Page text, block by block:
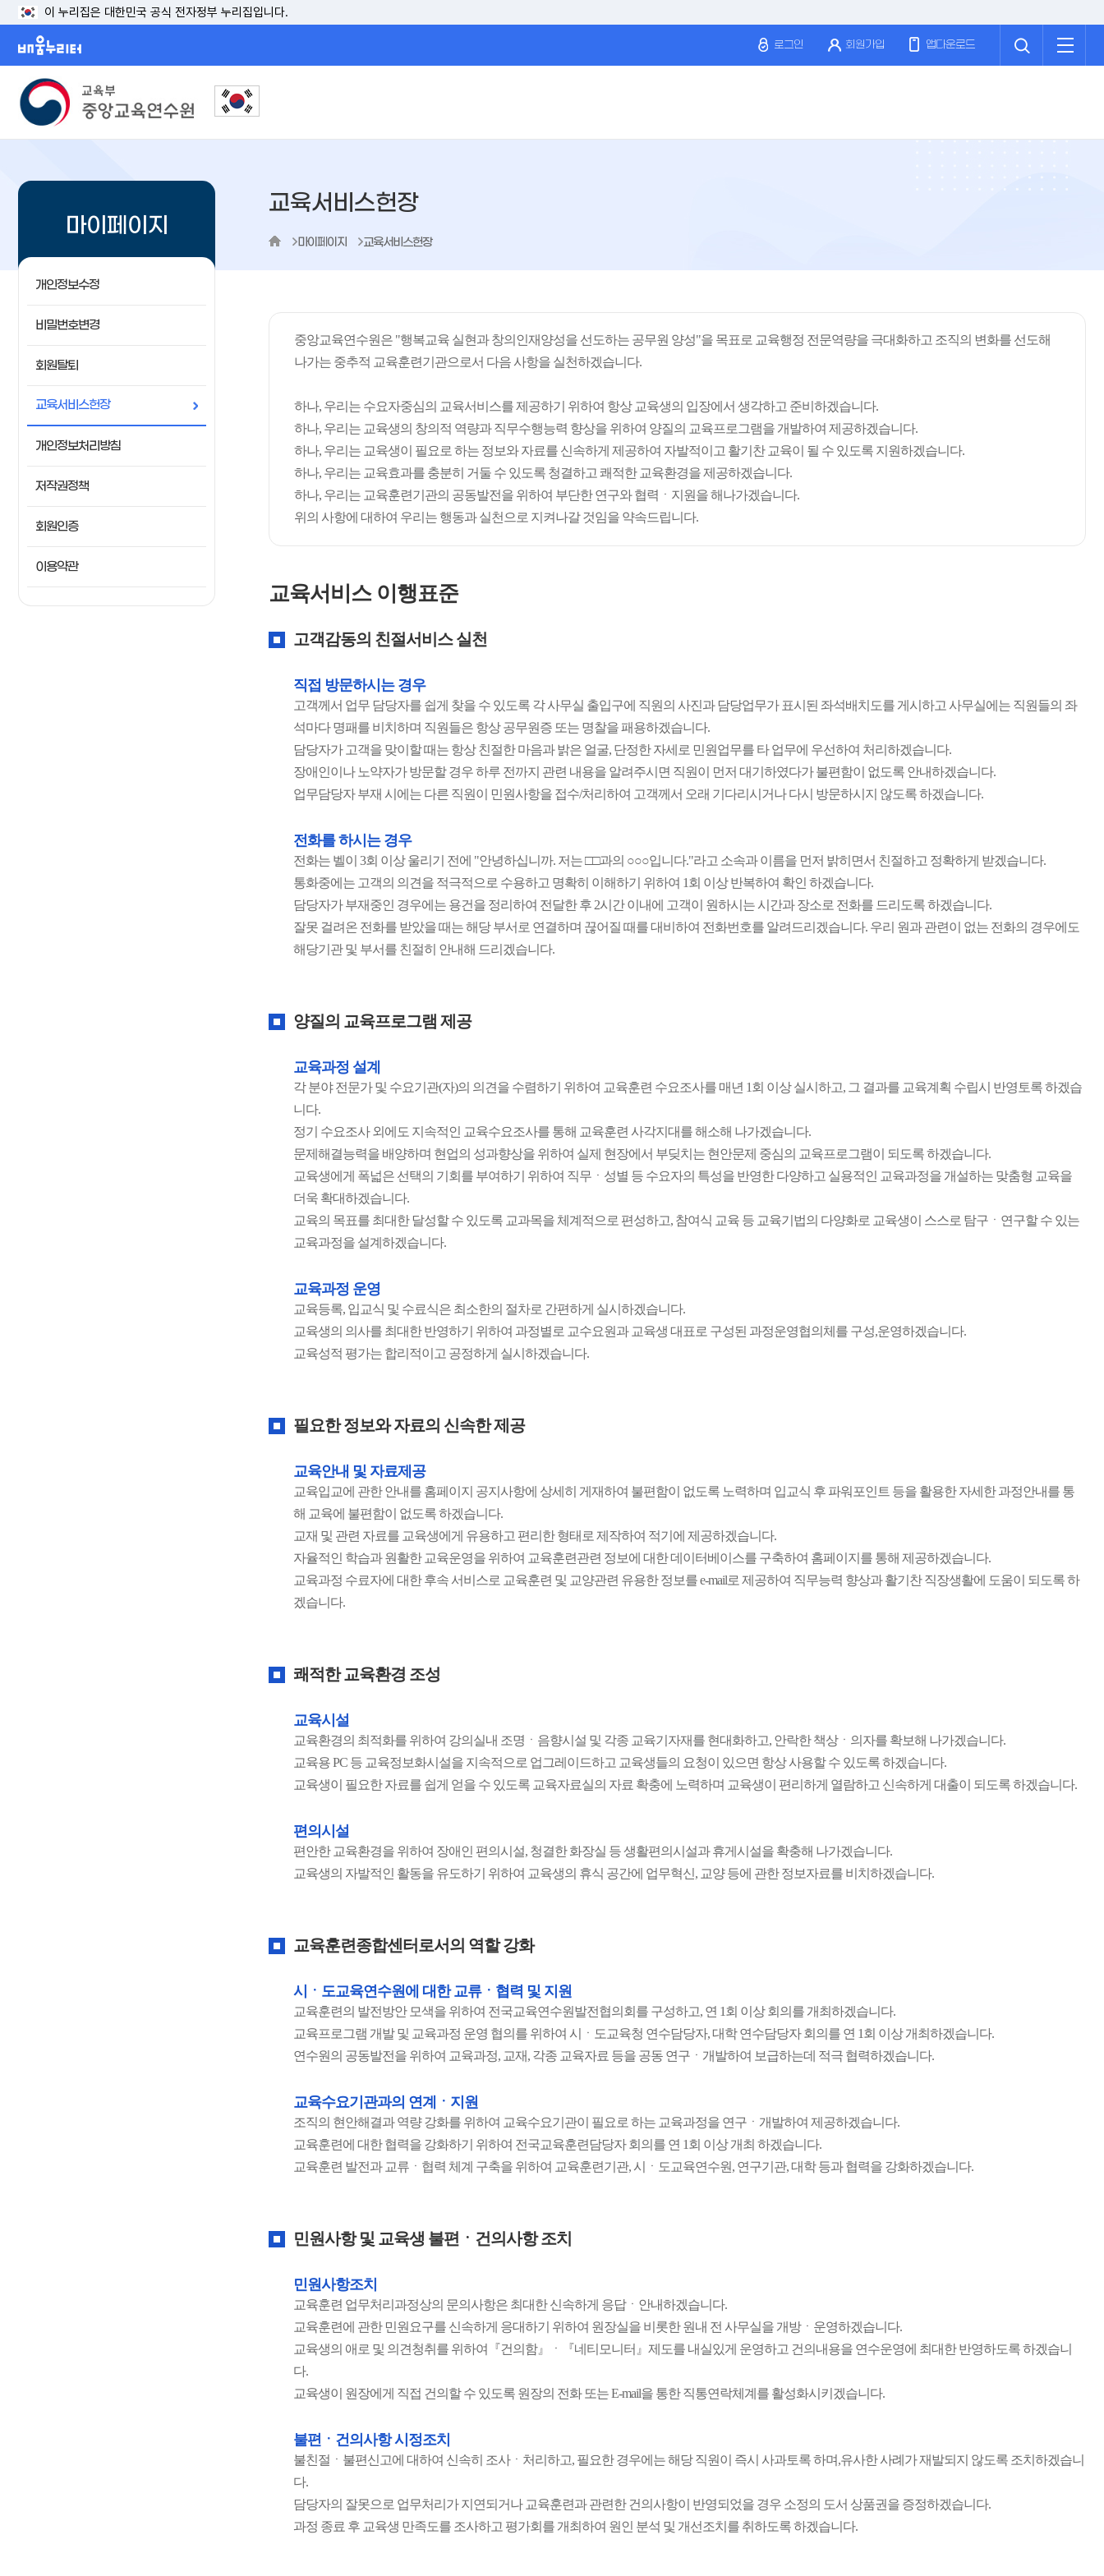
이 누리집은 대한민국 공식 전자정부 누리집입니다.
로그인 회원가입 앱다운로드
뉴
마이페이지
개인정보수정
비밀번호변경
회원탈퇴
교육서비스헌장
개인정보처리방침
저작권정책
회원인증
이용약관
교육서비스헌장
마이페이지 교육서비스헌장
중앙교육연수원은 "행복교육 실현과 창의인재양성을 선도하는 공무원 양성"을 목표로 교육행정 전문역량을 극대화하고 조직의 변화를 선도해
나가는 중추적 교육훈련기관으로서 다음 사항을 실천하겠습니다.
하나, 우리는 수요자중심의 교육서비스를 제공하기 위하여 항상 교육생의 입장에서 생각하고 준비하겠습니다.
하나, 우리는 교육생의 창의적 역량과 직무수행능력 향상을 위하여 양질의 교육프로그램을 개발하여 제공하겠습니다.
하나, 우리는 교육생이 필요로 하는 정보와 자료를 신속하게 제공하여 자발적이고 활기찬 교육이 될 수 있도록 지원하겠습니다.
하나, 우리는 교육효과를 충분히 거둘 수 있도록 청결하고 쾌적한 교육환경을 제공하겠습니다.
하나, 우리는 교육훈련기관의 공동발전을 위하여 부단한 연구와 협력ㆍ지원을 해나가겠습니다.
위의 사항에 대하여 우리는 행동과 실천으로 지켜나갈 것임을 약속드립니다.
교육서비스 이행표준
고객감동의 친절서비스 실천
직접 방문하시는 경우
고객께서 업무 담당자를 쉽게 찾을 수 있도록 각 사무실 출입구에 직원의 사진과 담당업무가 표시된 좌석배치도를 게시하고 사무실에는 직원들의 좌
석마다 명패를 비치하며 직원들은 항상 공무원증 또는 명찰을 패용하겠습니다.
담당자가 고객을 맞이할 때는 항상 친절한 마음과 밝은 얼굴, 단정한 자세로 민원업무를 타 업무에 우선하여 처리하겠습니다.
장애인이나 노약자가 방문할 경우 하루 전까지 관련 내용을 알려주시면 직원이 먼저 대기하였다가 불편함이 없도록 안내하겠습니다.
업무담당자 부재 시에는 다른 직원이 민원사항을 접수/처리하여 고객께서 오래 기다리시거나 다시 방문하시지 않도록 하겠습니다.
전화를 하시는 경우
전화는 벨이 3회 이상 울리기 전에 "안녕하십니까. 저는 □□과의 ○○○입니다."라고 소속과 이름을 먼저 밝히면서 친절하고 정확하게 받겠습니다.
통화중에는 고객의 의견을 적극적으로 수용하고 명확히 이해하기 위하여 1회 이상 반복하여 확인 하겠습니다.
담당자가 부재중인 경우에는 용건을 정리하여 전달한 후 2시간 이내에 고객이 원하시는 시간과 장소로 전화를 드리도록 하겠습니다.
잘못 걸려온 전화를 받았을 때는 해당 부서로 연결하며 끊어질 때를 대비하여 전화번호를 알려드리겠습니다. 우리 원과 관련이 없는 전화의 경우에도
해당기관 및 부서를 친절히 안내해 드리겠습니다.
양질의 교육프로그램 제공
교육과정 설계
각 분야 전문가 및 수요기관(자)의 의견을 수렴하기 위하여 교육훈련 수요조사를 매년 1회 이상 실시하고, 그 결과를 교육계획 수립시 반영토록 하겠습
니다.
정기 수요조사 외에도 지속적인 교육수요조사를 통해 교육훈련 사각지대를 해소해 나가겠습니다.
문제해결능력을 배양하며 현업의 성과향상을 위하여 실제 현장에서 부딪치는 현안문제 중심의 교육프로그램이 되도록 하겠습니다.
교육생에게 폭넓은 선택의 기회를 부여하기 위하여 직무ㆍ성별 등 수요자의 특성을 반영한 다양하고 실용적인 교육과정을 개설하는 맞춤형 교육을
더욱 확대하겠습니다.
교육의 목표를 최대한 달성할 수 있도록 교과목을 체계적으로 편성하고, 참여식 교육 등 교육기법의 다양화로 교육생이 스스로 탐구ㆍ연구할 수 있는
교육과정을 설계하겠습니다.
교육과정 운영
교육등록, 입교식 및 수료식은 최소한의 절차로 간편하게 실시하겠습니다.
교육생의 의사를 최대한 반영하기 위하여 과정별로 교수요원과 교육생 대표로 구성된 과정운영협의체를 구성,운영하겠습니다.
교육성적 평가는 합리적이고 공정하게 실시하겠습니다.
필요한 정보와 자료의 신속한 제공
교육안내 및 자료제공
교육입교에 관한 안내를 홈페이지 공지사항에 상세히 게재하여 불편함이 없도록 노력하며 입교식 후 파워포인트 등을 활용한 자세한 과정안내를 통
해 교육에 불편함이 없도록 하겠습니다.
교재 및 관련 자료를 교육생에게 유용하고 편리한 형태로 제작하여 적기에 제공하겠습니다.
자율적인 학습과 원활한 교육운영을 위하여 교육훈련관련 정보에 대한 데이터베이스를 구축하여 홈페이지를 통해 제공하겠습니다.
교육과정 수료자에 대한 후속 서비스로 교육훈련 및 교양관련 유용한 정보를 e-mail로 제공하여 직무능력 향상과 활기찬 직장생활에 도움이 되도록 하
겠습니다.
쾌적한 교육환경 조성
교육시설
교육환경의 최적화를 위하여 강의실내 조명ㆍ음향시설 및 각종 교육기자재를 현대화하고, 안락한 책상ㆍ의자를 확보해 나가겠습니다.
교육용 PC 등 교육정보화시설을 지속적으로 업그레이드하고 교육생들의 요청이 있으면 항상 사용할 수 있도록 하겠습니다.
교육생이 필요한 자료를 쉽게 얻을 수 있도록 교육자료실의 자료 확충에 노력하며 교육생이 편리하게 열람하고 신속하게 대출이 되도록 하겠습니다.
편의시설
편안한 교육환경을 위하여 장애인 편의시설, 청결한 화장실 등 생활편의시설과 휴게시설을 확충해 나가겠습니다.
교육생의 자발적인 활동을 유도하기 위하여 교육생의 휴식 공간에 업무혁신, 교양 등에 관한 정보자료를 비치하겠습니다.
교육훈련종합센터로서의 역할 강화
시ㆍ도교육연수원에 대한 교류ㆍ협력 및 지원
교육훈련의 발전방안 모색을 위하여 전국교육연수원발전협의회를 구성하고, 연 1회 이상 회의를 개최하겠습니다.
교육프로그램 개발 및 교육과정 운영 협의를 위하여 시ㆍ도교육청 연수담당자, 대학 연수담당자 회의를 연 1회 이상 개최하겠습니다.
연수원의 공동발전을 위하여 교육과정, 교재, 각종 교육자료 등을 공동 연구ㆍ개발하여 보급하는데 적극 협력하겠습니다.
교육수요기관과의 연계ㆍ지원
조직의 현안해결과 역량 강화를 위하여 교육수요기관이 필요로 하는 교육과정을 연구ㆍ개발하여 제공하겠습니다.
교육훈련에 대한 협력을 강화하기 위하여 전국교육훈련담당자 회의를 연 1회 이상 개최 하겠습니다.
교육훈련 발전과 교류ㆍ협력 체계 구축을 위하여 교육훈련기관, 시ㆍ도교육연수원, 연구기관, 대학 등과 협력을 강화하겠습니다.
민원사항 및 교육생 불편ㆍ건의사항 조치
민원사항조치
교육훈련 업무처리과정상의 문의사항은 최대한 신속하게 응답ㆍ안내하겠습니다.
교육훈련에 관한 민원요구를 신속하게 응대하기 위하여 원장실을 비롯한 원내 전 사무실을 개방ㆍ운영하겠습니다.
교육생의 애로 및 의견청취를 위하여『건의함』ㆍ『네티모니터』제도를 내실있게 운영하고 건의내용을 연수운영에 최대한 반영하도록 하겠습니
다.
교육생이 원장에게 직접 건의할 수 있도록 원장의 전화 또는 E-mail을 통한 직통연락체계를 활성화시키겠습니다.
불편ㆍ건의사항 시정조치
불친절ㆍ불편신고에 대하여 신속히 조사ㆍ처리하고, 필요한 경우에는 해당 직원이 즉시 사과토록 하며,유사한 사례가 재발되지 않도록 조치하겠습니
다.
담당자의 잘못으로 업무처리가 지연되거나 교육훈련과 관련한 건의사항이 반영되었을 경우 소정의 도서 상품권을 증정하겠습니다.
과정 종료 후 교육생 만족도를 조사하고 평가회를 개최하여 원인 분석 및 개선조치를 취하도록 하겠습니다.